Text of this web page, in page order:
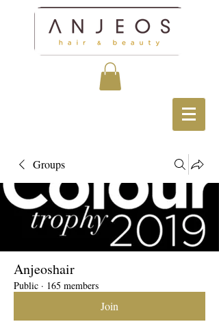
Groups
Anjeoshair
Public · 165 members
Join